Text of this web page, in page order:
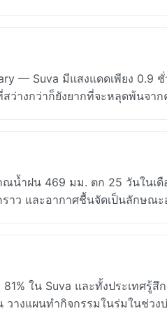
— Suva มีแสงแดดเพียง 0.9
างกว่าก็ยังยากที่จะหลุดพ้นจา
น้ำฝน 469 มม. ตก 25 วันในเ
าว และอากาศชื้นจัดเป็นลักษณะ
ใน Suva และทั้งประเทศรู้
างแผนทำกิจกรรมในร่มในช่วง